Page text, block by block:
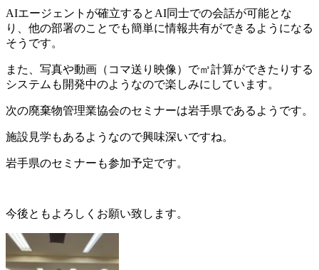
AIエージェントが確立するとAI同士での会話が可能とな
り、他の部署のことでも簡単に情報共有ができるようになる
そうです。
また、写真や動画（コマ送り映像）で㎥計算ができたりする
システムも開発中のようなので楽しみにしています。
次の廃棄物管理業協会のセミナーは岩手県であるようです。
施設見学もあるようなので興味深いですね。
岩手県のセミナーも参加予定です。
今後ともよろしくお願い致します。